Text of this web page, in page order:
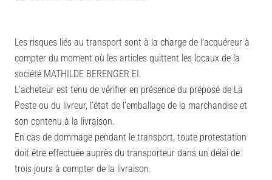
Les risques liés au transport sont à la charge de l'acquéreur à
compter du moment où les articles quittent les locaux de la
société MATHILDE BERENGER EI.
L’acheteur est tenu de vérifier en présence du préposé de La
Poste ou du livreur, l’état de l’emballage de la marchandise et
son contenu à la livraison.
En cas de dommage pendant le transport, toute protestation
doit être effectuée auprès du transporteur dans un délai de
trois jours à compter de la livraison.